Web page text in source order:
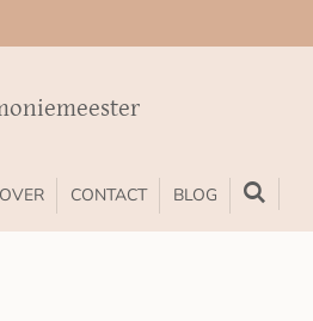
OVER CONTACT BLOG